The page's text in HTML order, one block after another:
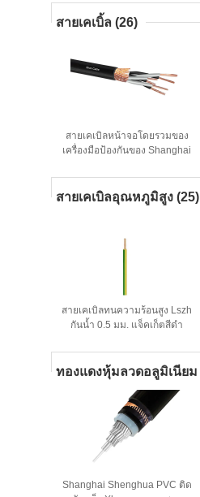
อุตสาหกรรม
สายเคเบิ้ล (26)
สายเคเบิลหน้าจอโดยรวมของ
เครื่องมือป้องกันของ Shanghai
ไม่มีเกราะ รับประกัน 2 ปี
สายเคเบิลอุณหภูมิสูง (25)
สายเคเบิลทนความร้อนสูง Lszh
กันน้ำ 0.5 มม. แจ็คเก็ตสีดำ
ทองแดงหุ้มลวดอลูมิเนียม
Shanghai Shenghua PVC ติด